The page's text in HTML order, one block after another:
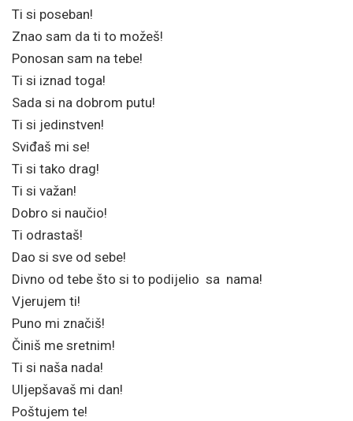
Ti si poseban!
Znao sam da ti to možeš!
Ponosan sam na tebe!
Ti si iznad toga!
Sada si na dobrom putu!
Ti si jedinstven!
Sviđaš mi se!
Ti si tako drag!
Ti si važan!
Dobro si naučio!
Ti odrastaš!
Dao si sve od sebe!
Divno od tebe što si to podijelio sa nama!
Vjerujem ti!
Puno mi značiš!
Činiš me sretnim!
Ti si naša nada!
Uljepšavaš mi dan!
Poštujem te!